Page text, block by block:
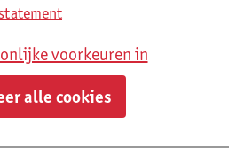
meubelsvoorkeuren in
alle cookies